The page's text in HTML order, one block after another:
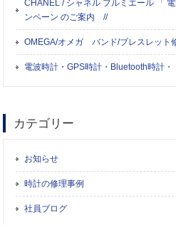
CHANEL / シャネル プルミエール 「
ンペーン のご案内 //
OMEGA/オメガ バンド/ブレスレット
電波時計・GPS時計・Bluetooth時計
カテゴリー
お知らせ
時計の修理事例
社員ブログ